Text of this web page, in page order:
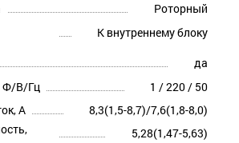
Роторный
К внутреннему блоку
да
Ф/В/Гц
1 / 220 / 50
А
8,3(1,5-8,7)/7,6(1,8-8,0)
5,28(1,47-5,63)